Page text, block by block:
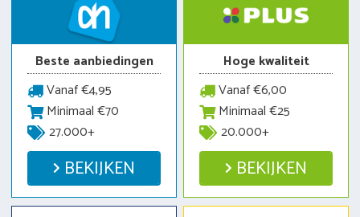
Beste aanbiedingen
Vanaf €4,95
Minimaal €70
27.000+
BEKIJKEN
Hoge kwaliteit
Vanaf €6,00
Minimaal €25
20.000+
BEKIJKEN